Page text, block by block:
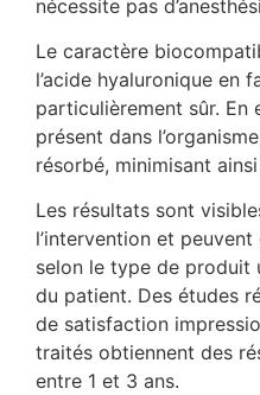
nécessite pas
Le caractère
l’acide hyaluronique en
particulièrement sûr. En
présent dans
résorbé, minimisant
Les résultats sont
l’intervention et
selon le type de produit
du patient. Des études
de satisfaction
traités obtiennent des
entre 1 et 3 ans.